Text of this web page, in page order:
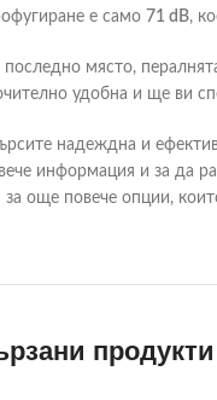
е само 71 dB,
последно място,
удобна и ще ви
надеждна и
информация и за да
за още повече опции,
продукти